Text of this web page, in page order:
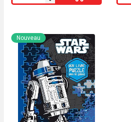
de
Conté
Feutres
Pointe
Fine
Boîte
de
Nouveau